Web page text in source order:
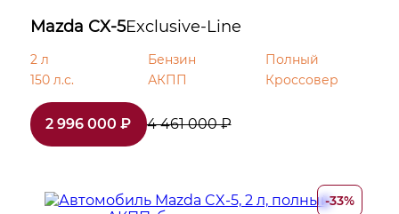
Mazda CX-5Exclusive-Line
2 л Бензин
Полный
150 л.с.
АКПП Кроссовер
2 996 000 ₽ 4 461 000 ₽
-33%